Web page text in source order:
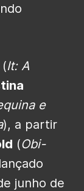
(It: A
e
), a partir
(Obi-
junho de